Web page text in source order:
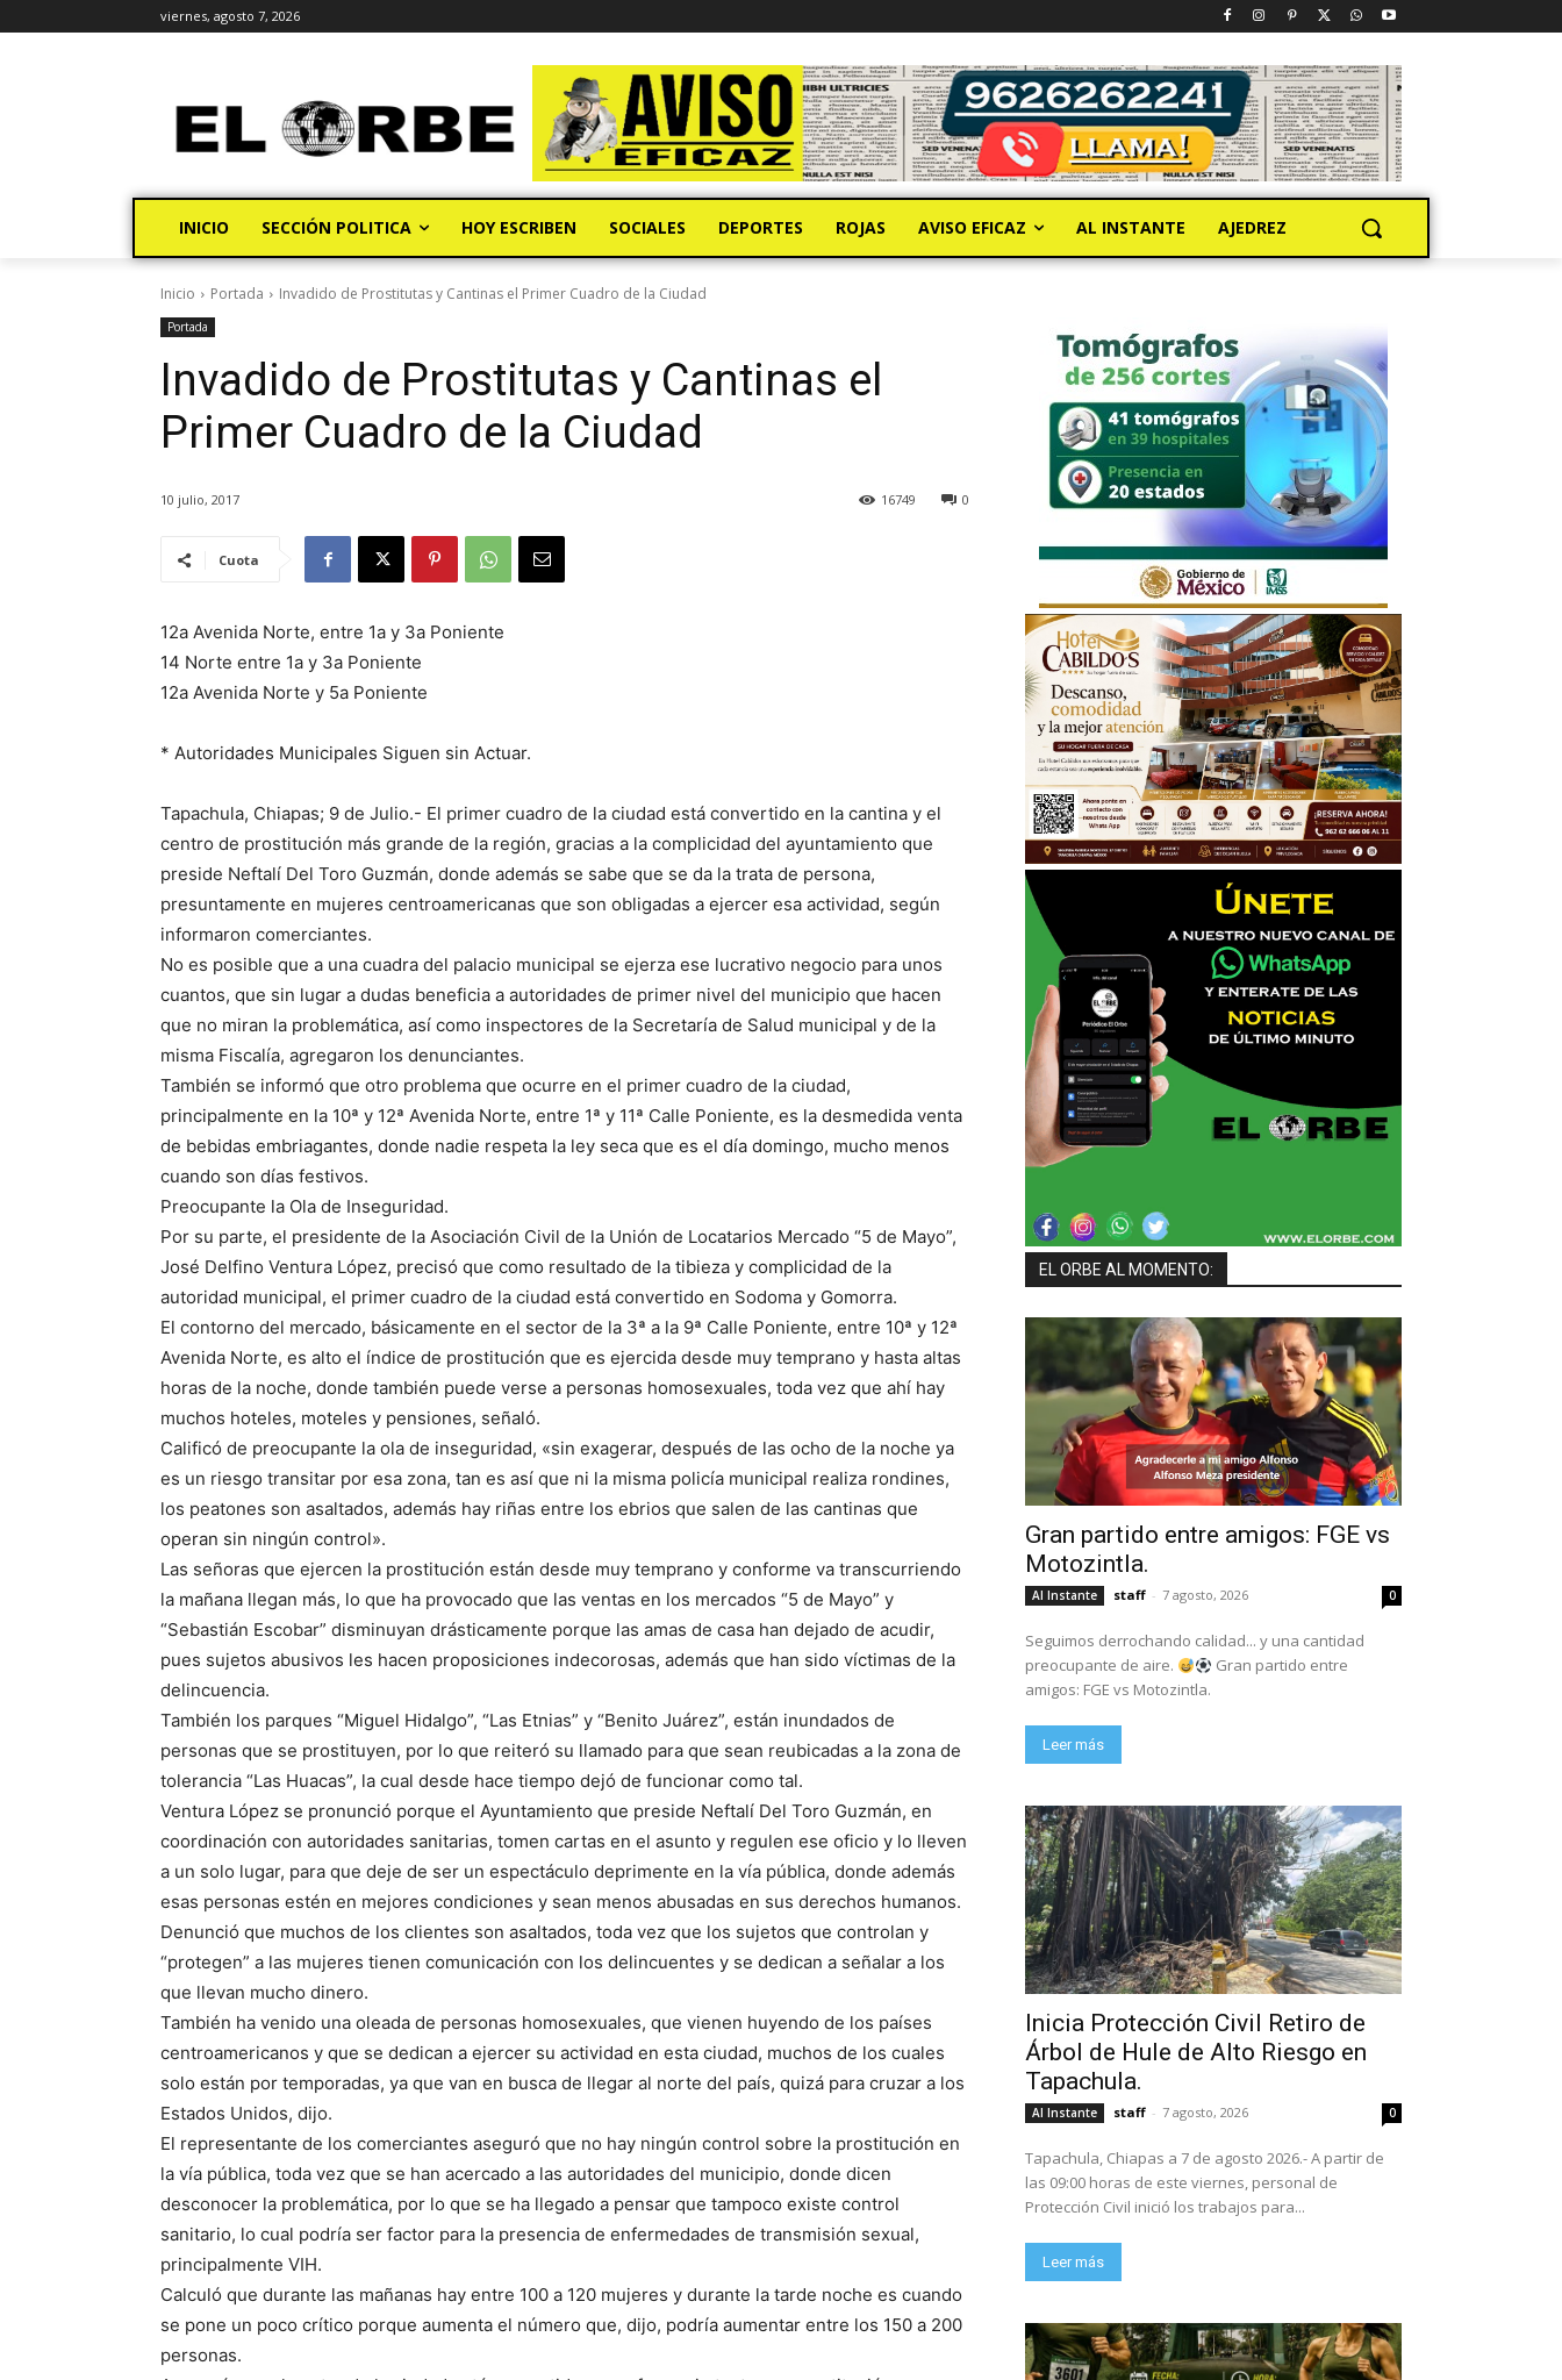
viernes, agosto 7, 2026
INICIO SECCIÓN POLITICA HOY ESCRIBEN SOCIALES DEPORTES ROJAS AVISO EFICAZ AL INSTANTE AJEDREZ
Inicio Portada Invadido de Prostitutas y Cantinas el Primer Cuadro de la Ciudad
Portada
Invadido de Prostitutas y Cantinas el
Primer Cuadro de la Ciudad
10 julio, 2017 0
16749
Cuota
12a Avenida Norte, entre 1a y 3a Poniente
14 Norte entre 1a y 3a Poniente
12a Avenida Norte y 5a Poniente
* Autoridades Municipales Siguen sin Actuar.
Tapachula, Chiapas; 9 de Julio.- El primer cuadro de la ciudad está convertido en la cantina y el
centro de prostitución más grande de la región, gracias a la complicidad del ayuntamiento que
preside Neftalí Del Toro Guzmán, donde además se sabe que se da la trata de persona,
presuntamente en mujeres centroamericanas que son obligadas a ejercer esa actividad, según
informaron comerciantes.
No es posible que a una cuadra del palacio municipal se ejerza ese lucrativo negocio para unos
cuantos, que sin lugar a dudas beneficia a autoridades de primer nivel del municipio que hacen
que no miran la problemática, así como inspectores de la Secretaría de Salud municipal y de la
misma Fiscalía, agregaron los denunciantes.
También se informó que otro problema que ocurre en el primer cuadro de la ciudad,
principalmente en la 10ª y 12ª Avenida Norte, entre 1ª y 11ª Calle Poniente, es la desmedida venta
de bebidas embriagantes, donde nadie respeta la ley seca que es el día domingo, mucho menos
cuando son días festivos.
Preocupante la Ola de Inseguridad.
Por su parte, el presidente de la Asociación Civil de la Unión de Locatarios Mercado “5 de Mayo”,
José Delfino Ventura López, precisó que como resultado de la tibieza y complicidad de la
autoridad municipal, el primer cuadro de la ciudad está convertido en Sodoma y Gomorra.
El contorno del mercado, básicamente en el sector de la 3ª a la 9ª Calle Poniente, entre 10ª y 12ª
Avenida Norte, es alto el índice de prostitución que es ejercida desde muy temprano y hasta altas
horas de la noche, donde también puede verse a personas homosexuales, toda vez que ahí hay
muchos hoteles, moteles y pensiones, señaló.
Calificó de preocupante la ola de inseguridad, «sin exagerar, después de las ocho de la noche ya
es un riesgo transitar por esa zona, tan es así que ni la misma policía municipal realiza rondines,
los peatones son asaltados, además hay riñas entre los ebrios que salen de las cantinas que
operan sin ningún control».
Las señoras que ejercen la prostitución están desde muy temprano y conforme va transcurriendo
la mañana llegan más, lo que ha provocado que las ventas en los mercados “5 de Mayo” y
“Sebastián Escobar” disminuyan drásticamente porque las amas de casa han dejado de acudir,
pues sujetos abusivos les hacen proposiciones indecorosas, además que han sido víctimas de la
delincuencia.
También los parques “Miguel Hidalgo”, “Las Etnias” y “Benito Juárez”, están inundados de
personas que se prostituyen, por lo que reiteró su llamado para que sean reubicadas a la zona de
tolerancia “Las Huacas”, la cual desde hace tiempo dejó de funcionar como tal.
Ventura López se pronunció porque el Ayuntamiento que preside Neftalí Del Toro Guzmán, en
coordinación con autoridades sanitarias, tomen cartas en el asunto y regulen ese oficio y lo lleven
a un solo lugar, para que deje de ser un espectáculo deprimente en la vía pública, donde además
esas personas estén en mejores condiciones y sean menos abusadas en sus derechos humanos.
Denunció que muchos de los clientes son asaltados, toda vez que los sujetos que controlan y
“protegen” a las mujeres tienen comunicación con los delincuentes y se dedican a señalar a los
que llevan mucho dinero.
También ha venido una oleada de personas homosexuales, que vienen huyendo de los países
centroamericanos y que se dedican a ejercer su actividad en esta ciudad, muchos de los cuales
solo están por temporadas, ya que van en busca de llegar al norte del país, quizá para cruzar a los
Estados Unidos, dijo.
El representante de los comerciantes aseguró que no hay ningún control sobre la prostitución en
la vía pública, toda vez que se han acercado a las autoridades del municipio, donde dicen
desconocer la problemática, por lo que se ha llegado a pensar que tampoco existe control
sanitario, lo cual podría ser factor para la presencia de enfermedades de transmisión sexual,
principalmente VIH.
Calculó que durante las mañanas hay entre 100 a 120 mujeres y durante la tarde noche es cuando
se pone un poco crítico porque aumenta el número que, dijo, podría aumentar entre los 150 a 200
personas.
EL ORBE AL MOMENTO:
Gran partido entre amigos: FGE vs
Motozintla.
Al Instante staff - 7 agosto, 2026 0
Seguimos derrochando calidad... y una cantidad
preocupante de aire.
Gran partido entre
amigos: FGE vs Motozintla.
Leer más
Inicia Protección Civil Retiro de
Árbol de Hule de Alto Riesgo en
Tapachula.
Al Instante staff - 7 agosto, 2026 0
Tapachula, Chiapas a 7 de agosto 2026.- A partir de
las 09:00 horas de este viernes, personal de
Protección Civil inició los trabajos para...
Leer más